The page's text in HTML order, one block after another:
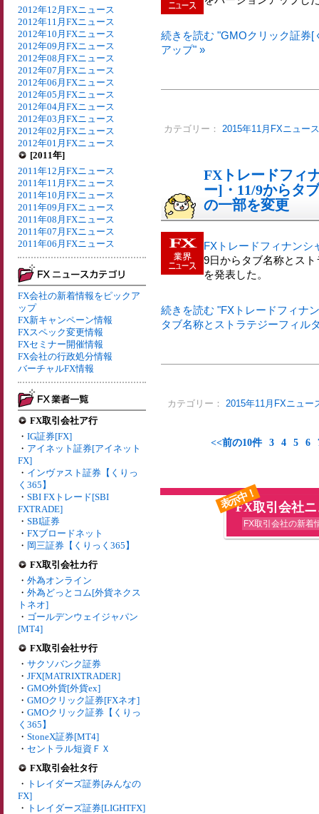
2012年12月FXニュース
2012年11月FXニュース
2012年10月FXニュース
2012年09月FXニュース
2012年08月FXニュース
2012年07月FXニュース
2012年06月FXニュース
2012年05月FXニュース
2012年04月FXニュース
2012年03月FXニュース
2012年02月FXニュース
2012年01月FXニュース
[2011年]
2011年12月FXニュース
2011年11月FXニュース
2011年10月FXニュース
2011年09月FXニュース
2011年08月FXニュース
2011年07月FXニュース
2011年06月FXニュース
FX会社の新着情報をピックア
ップ
FX新キャンペーン情報
FXスペック変更情報
FXセミナー開催情報
FX会社の行政処分情報
バーチャルFX情報
FX取引会社ア行
・ IG証券[FX]
・ アイネット証券[アイネット
FX]
・ インヴァスト証券【くりっ
く365】
・ SBI FXトレード[SBI
FXTRADE]
・ SBI証券
・ FXブロードネット
・ 岡三証券【くりっく365】
FX取引会社カ行
・ 外為オンライン
・ 外為どっとコム[外貨ネクス
トネオ]
・ ゴールデンウェイジャパン
[MT4]
FX取引会社サ行
・ サクソバンク証券
・ JFX[MATRIXTRADER]
・ GMO外貨[外貨ex]
・ GMOクリック証券[FXネオ]
・ GMOクリック証券【くりっ
く365】
・ StoneX証券[MT4]
・ セントラル短資ＦＸ
FX取引会社タ行
・ トレイダーズ証券[みんなの
FX]
・ トレイダーズ証券[LIGHTFX]
続きを読む "GMOクリック証券[
アップ" »
カテゴリー： 2015年11月FXニュース
FXトレードフィ
ー]・11/9からタ
の一部を変更
FXトレードフィナンシ
9日からタブ名称とス
を発表した。
続きを読む "FXトレードフィナ
タブ名称とストラテジーフィル
カテゴリー： 2015年11月FXニュー
<<前の10件 3 4 5 6
表示中！
FX取引会社
FX取引会社の新着